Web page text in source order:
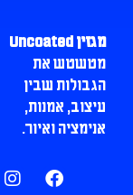
מגזין Uncoated
מטשטש את
הגבולות שבין
עיצוב, אמנות,
אנימציה ואיור.